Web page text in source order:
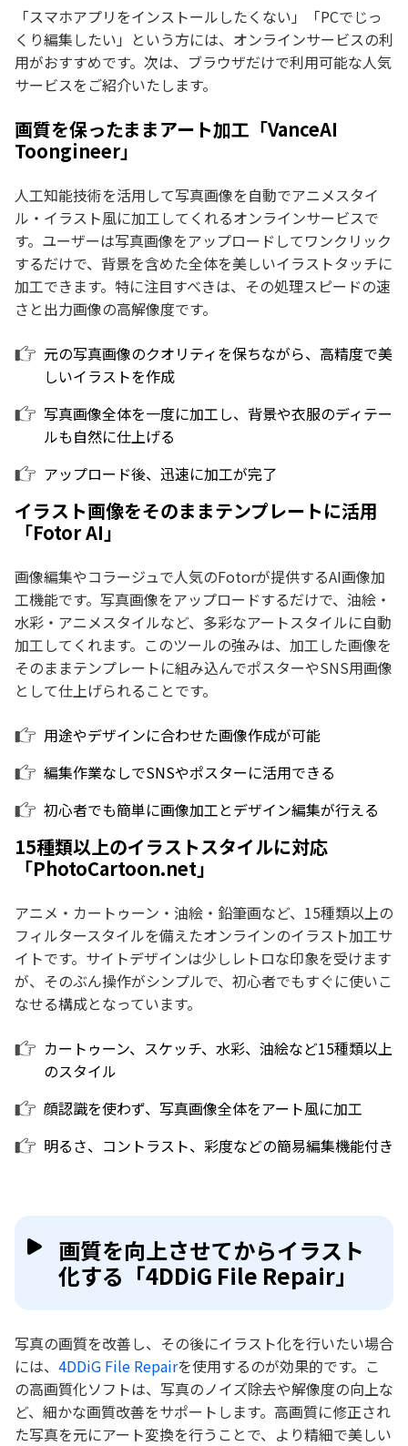
「スマホアプリをインストールしたくない」「PCでじっ
くり編集したい」という方には、オンラインサービスの利
用がおすすめです。次は、ブラウザだけで利用可能な人気
サービスをご紹介いたします。
画質を保ったままアート加工「VanceAI
Toongineer」
人工知能技術を活用して写真画像を自動でアニメスタイ
ル・イラスト風に加工してくれるオンラインサービスで
す。ユーザーは写真画像をアップロードしてワンクリック
するだけで、背景を含めた全体を美しいイラストタッチに
加工できます。特に注目すべきは、その処理スピードの速
さと出力画像の高解像度です。
元の写真画像のクオリティを保ちながら、高精度で美
しいイラストを作成
写真画像全体を一度に加工し、背景や衣服のディテー
ルも自然に仕上げる
アップロード後、迅速に加工が完了
イラスト画像をそのままテンプレートに活用
「Fotor AI」
画像編集やコラージュで人気のFotorが提供するAI画像加
工機能です。写真画像をアップロードするだけで、油絵・
水彩・アニメスタイルなど、多彩なアートスタイルに自動
加工してくれます。このツールの強みは、加工した画像を
そのままテンプレートに組み込んでポスターやSNS用画像
として仕上げられることです。
用途やデザインに合わせた画像作成が可能
編集作業なしでSNSやポスターに活用できる
初心者でも簡単に画像加工とデザイン編集が行える
15種類以上のイラストスタイルに対応
「PhotoCartoon.net」
アニメ・カートゥーン・油絵・鉛筆画など、15種類以上の
フィルタースタイルを備えたオンラインのイラスト加工サ
イトです。サイトデザインは少しレトロな印象を受けます
が、そのぶん操作がシンプルで、初心者でもすぐに使いこ
なせる構成となっています。
カートゥーン、スケッチ、水彩、油絵など15種類以上
のスタイル
顔認識を使わず、写真画像全体をアート風に加工
明るさ、コントラスト、彩度などの簡易編集機能付き
画質を向上させてからイラスト
化する「4DDiG File Repair」
写真の画質を改善し、その後にイラスト化を行いたい場合
には、 4DDiG File Repairを使用するのが効果的です。こ
の高画質化ソフトは、写真のノイズ除去や解像度の向上な
ど、細かな画質改善をサポートします。高画質に修正され
た写真を元にアート変換を行うことで、より精細で美しい